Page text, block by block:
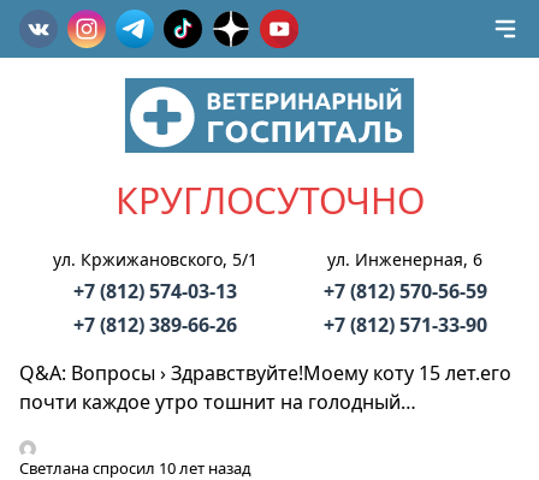
КРУГЛОСУТОЧНО
ул. Кржижановского, 5/1
+7 (812) 574-03-13
+7 (812) 389-66-26
ул. Инженерная, 6
+7 (812) 570-56-59
+7 (812) 571-33-90
Q&A: Вопросы›Здравствуйте!Моему коту 15 лет.его
почти каждое утро тошнит на голодный…
Светланаспросил 10 лет назад